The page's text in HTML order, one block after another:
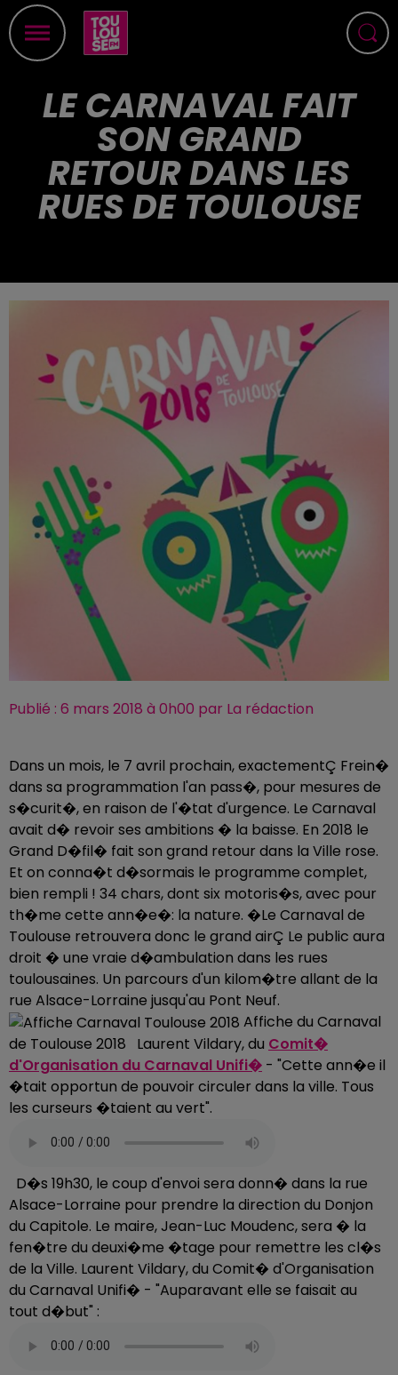
LE CARNAVAL FAIT
SON GRAND
RETOUR DANS LES
RUES DE TOULOUSE
Publié : 6 mars 2018 à 0h00 par La rédaction
Dans un mois, le 7 avril prochain, exactementÇ Frein�
dans sa programmation l'an pass�, pour mesures de
s�curit�, en raison de l'�tat d'urgence. Le Carnaval
avait d� revoir ses ambitions � la baisse. En 2018 le
Grand D�fil� fait son grand retour dans la Ville rose.
Et on conna�t d�sormais le programme complet,
bien rempli ! 34 chars, dont six motoris�s, avec pour
th�me cette ann�e�: la nature. �Le Carnaval de
Toulouse retrouvera donc le grand airÇ Le public aura
droit � une vraie d�ambulation dans les rues
toulousaines. Un parcours d'un kilom�tre allant de la
rue Alsace-Lorraine jusqu'au Pont Neuf.
Affiche du Carnaval
de Toulouse 2018 Laurent Vildary, du Comit�
d'Organisation du Carnaval Unifi� - "Cette ann�e il
�tait opportun de pouvoir circuler dans la ville. Tous
les curseurs �taient au vert".
D�s 19h30, le coup d'envoi sera donn� dans la rue
Alsace-Lorraine pour prendre la direction du Donjon
du Capitole. Le maire, Jean-Luc Moudenc, sera � la
fen�tre du deuxi�me �tage pour remettre les cl�s
de la Ville. Laurent Vildary, du Comit� d'Organisation
du Carnaval Unifi� - "Auparavant elle se faisait au
tout d�but" :